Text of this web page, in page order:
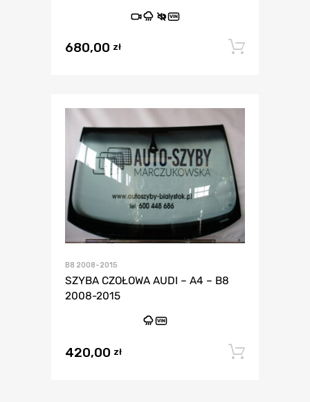
VIN
680,00 zł
B8 2008-2015
SZYBA CZOŁOWA AUDI – A4 – B8
2008-2015
VIN
420,00 zł